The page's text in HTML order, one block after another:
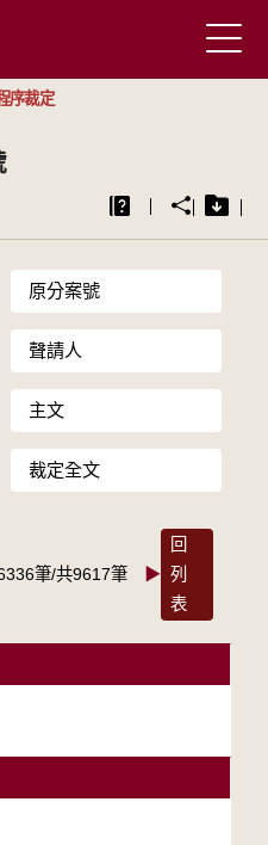
序裁定
原分案號
聲請人
主文
裁定全文
筆/共9617筆 ▶
回
列
表